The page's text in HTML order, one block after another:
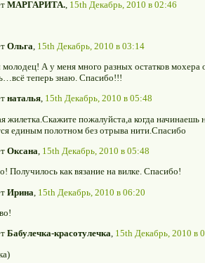
МАРГАРИТА. 15th Декабрь, 2010 в 02:46
Ольга 15th Декабрь, 2010 в 03:14
А у меня много разных остатков мохера
теперь знаю. Спасибо!!!
наталья, 15th Декабрь, 2010 в 05:48
жилетка.Скажите пожалуйста,а когда
единым полотном без отрыва нити.Спасибо
Оксана 15th Декабрь, 2010 в 05:48
Получилось как вязание на вилке. Спасибо!
Ирина 15th Декабрь, 2010 в 06:20
Бабулечка-красотулечка, 15th Декабрь, 2010 в